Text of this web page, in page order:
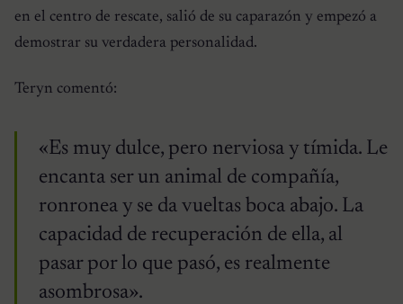
en el centro de rescate, salió de su caparazón y empezó a
demostrar su verdadera personalidad.
Teryn comentó:
«Es muy dulce, pero nerviosa y tímida. Le
encanta ser un animal de compañía,
ronronea y se da vueltas boca abajo. La
capacidad de recuperación de ella, al
pasar por lo que pasó, es realmente
asombrosa».